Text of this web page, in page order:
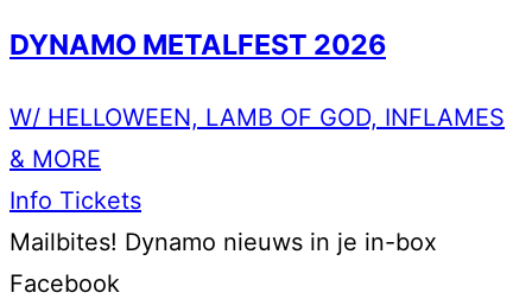
DYNAMO METALFEST 2026
W/ HELLOWEEN, LAMB OF GOD, INFLAMES
& MORE
Info Tickets
Mailbites! Dynamo nieuws in je in-box
Facebook